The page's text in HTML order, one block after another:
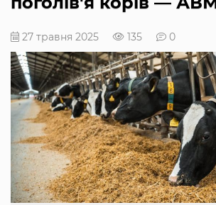
27 травня 2025 135 0